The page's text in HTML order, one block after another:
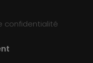
confidentialité